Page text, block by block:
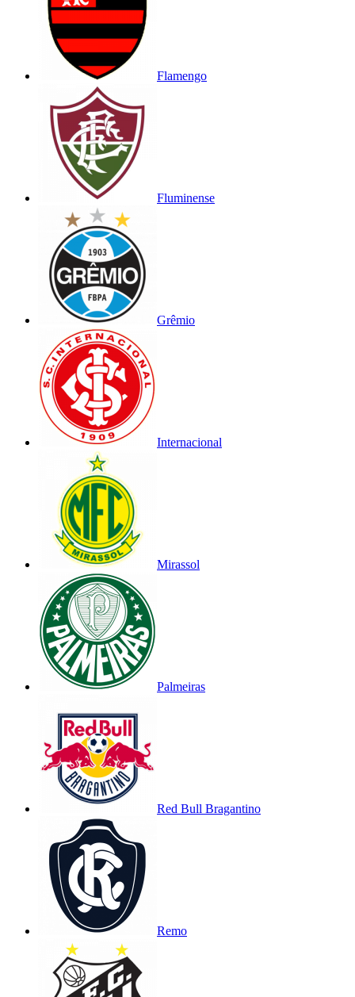
Flamengo
Fluminense
Grêmio
Internacional
Mirassol
Palmeiras
Red Bull Bragantino
Remo